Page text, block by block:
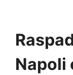
Napoli